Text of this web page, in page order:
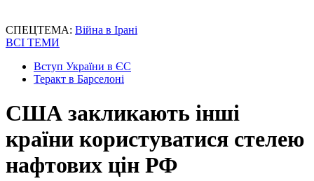
СПЕЦТЕМА: Війна в Ірані
ВСІ ТЕМИ
Вступ України в ЄС
Теракт в Барселоні
США закликають інші
країни користуватися стелею
нафтових цін РФ